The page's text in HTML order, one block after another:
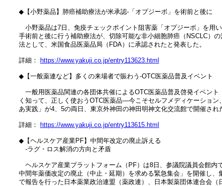
◆【小野薬品】肺癌補助療法が米承認‐「オプジーボ」を術前と後に
小野薬品は7日、免疫チェックポイント阻害薬「オプジーボ」を用
手術前と後に行う補助療法が、切除可能な非小細胞肺癌（NSCLC）の
法として、米国食品医薬品局（FDA）に承認されたと発表した。
詳細： https://www.yakuji.co.jp/entry113623.html
◆【一般薬連など】多くの来場者で賑わう‐OTC医薬品普及イベント
一般用医薬品関連の各団体共催によるOTC医薬品普及啓発イベント
く知って、正しく使おうOTC医薬品―今こそセルフメディケーション
あ実践」が4、5の両日、東京外神田の神田明神文化交流館で開催され
詳細： https://www.yakuji.co.jp/entry113615.html
◆【ヘルスケア産業PF】中間年改定の廃止訴える
‐ラグ・ロス解消の方向と矛盾
ヘルスケア産業プラットフォーム（PF）は8日、参議院議員会館内
中間年薬価改定の廃止（中止・延期）を求める緊急集会」を開催し、
で報告を行った日本薬業政治連盟（薬政連）、日本製薬団体連合会（